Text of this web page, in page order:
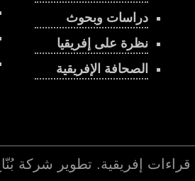
دراسات وبحوث
نظرة على إفريقيا
الصحافة الإفريقية
قراءات إفريقية. تطوير شركة